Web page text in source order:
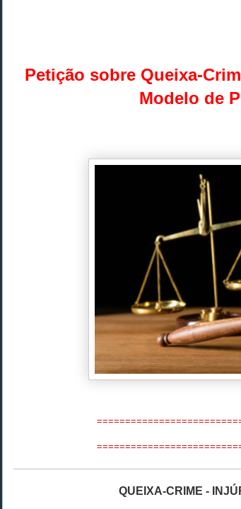
Petição sobre Queixa-
Modelo de
QUEIXA-CRIME -